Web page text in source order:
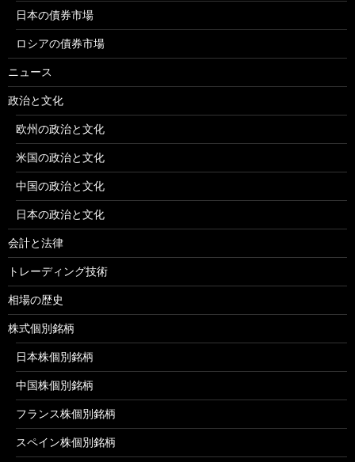
日本の債券市場
ロシアの債券市場
ニュース
政治と文化
欧州の政治と文化
米国の政治と文化
中国の政治と文化
日本の政治と文化
会計と法律
トレーディング技術
相場の歴史
株式個別銘柄
日本株個別銘柄
中国株個別銘柄
フランス株個別銘柄
スペイン株個別銘柄